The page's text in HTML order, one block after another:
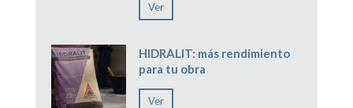
Ver
HIDRALIT: más rendimiento
para tu obra
Ver